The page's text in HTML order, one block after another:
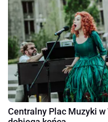
Centralny Plac Muzyki w